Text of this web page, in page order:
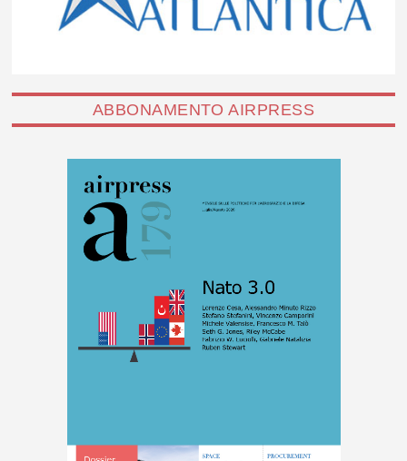
ABBONAMENTO AIRPRESS